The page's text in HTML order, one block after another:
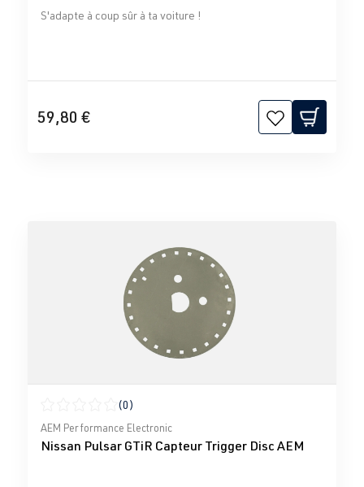
S'adapte à coup sûr à ta voiture !
59,80 €
Note moyenne de 0 sur 5 étoiles
(0)
AEM Performance Electronic
Nissan Pulsar GTiR Capteur Trigger Disc AEM